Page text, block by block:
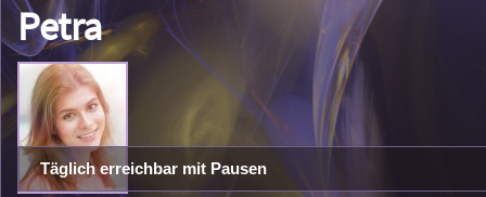
Petra
Täglich erreichbar mit Pausen